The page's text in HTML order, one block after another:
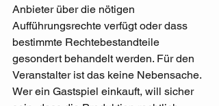
Anbieter über die nötigen
Aufführungsrechte verfügt oder dass
bestimmte Rechtebestandteile
gesondert behandelt werden. Für den
Veranstalter ist das keine Nebensache.
Wer ein Gastspiel einkauft, will sicher